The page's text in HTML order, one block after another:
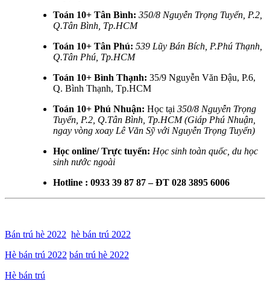
Toán 10+ Tân Bình: 350/8 Nguyễn Trọng Tuyển, P.2,
Q.Tân Bình, Tp.HCM
Toán 10+ Tân Phú: 539 Lũy Bán Bích, P.Phú Thạnh,
Q.Tân Phú, Tp.HCM
Toán 10+ Bình Thạnh: 35/9 Nguyễn Văn Đậu, P.6,
Q. Bình Thạnh, Tp.HCM
Toán 10+ Phú Nhuận: Học tại 350/8 Nguyễn Trọng
Tuyển, P.2, Q.Tân Bình, Tp.HCM (Giáp Phú Nhuận,
ngay vòng xoay Lê Văn Sỹ với Nguyễn Trọng Tuyển)
Học online/ Trực tuyến: Học sinh toàn quốc, du học
sinh nước ngoài
Hotline : 0933 39 87 87 – ĐT 028 3895 6006
Bán trú hè 2022 hè bán trú 2022
Hè bán trú 2022 bán trú hè 2022
Hè bán trú